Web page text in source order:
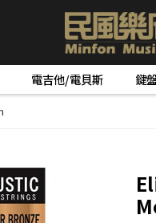
電吉他/電貝斯 鍵